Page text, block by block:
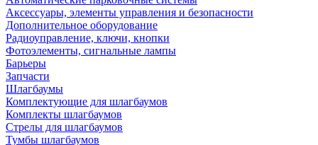
Аксессуары, элементы управления и безопасности
Дополнительное оборудование
Радиоуправление, ключи, кнопки
Фотоэлементы, сигнальные лампы
Барьеры
Запчасти
Шлагбаумы
Комплектующие для шлагбаумов
Комплекты шлагбаумов
Стрелы для шлагбаумов
Тумбы шлагбаумов